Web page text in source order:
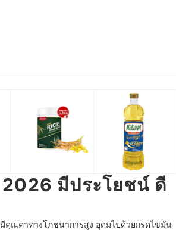
มีประโยชน์ ดี
ณค่าทางโภชนาการสูง อุดมไปด้วยกรดไขมัน